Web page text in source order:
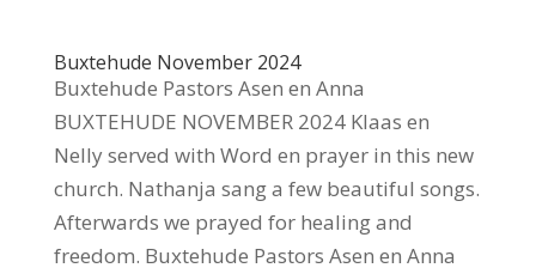
Buxtehude November 2024
Buxtehude Pastors Asen en Anna
BUXTEHUDE NOVEMBER 2024 Klaas en
Nelly served with Word en prayer in this new
church. Nathanja sang a few beautiful songs.
Afterwards we prayed for healing and
freedom. Buxtehude Pastors Asen en Anna